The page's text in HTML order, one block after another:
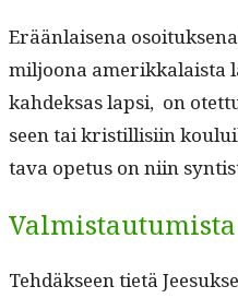
Erään­laise­na
miljoona amerikkalaista
kahdek­sas lap­si, on
seen tai kris­til­lisi­in
ta­va ope­tus on niin
Tehdäk­seen tietä